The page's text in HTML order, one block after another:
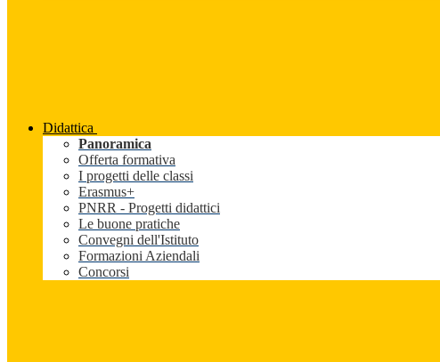
Didattica
Panoramica
Offerta formativa
I progetti delle classi
Erasmus+
PNRR - Progetti didattici
Le buone pratiche
Convegni dell'Istituto
Formazioni Aziendali
Concorsi